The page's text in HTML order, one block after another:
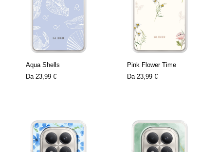
Aqua Shells
Da 23,99 €
Pink Flower Time
Da 23,99 €